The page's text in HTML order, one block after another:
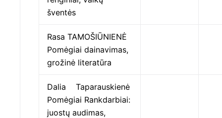
šventės
Rasa TAMOŠIŪNIENĖ
Pomėgiai dainavimas,
grožinė literatūra
Dalia Taparauskienė
Pomėgiai Rankdarbiai:
juostų audimas,